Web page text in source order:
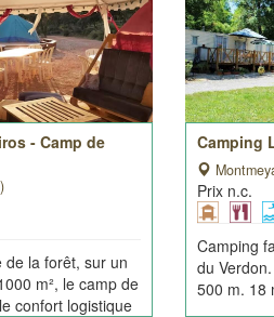
- Camp de
la forêt, sur un
m², le camp de
confort logistique
Camping
Prix n.c.
Camping
du
500 m. 18